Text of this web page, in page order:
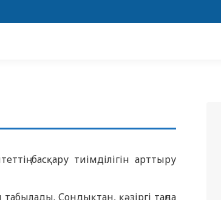
басқару тиімділігін арттыру
Сондықтан, қәзіргі таңда